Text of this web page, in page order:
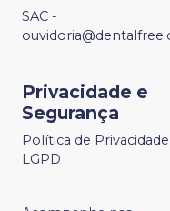
SAC -
Privacidade e
Segurança
Política de
LGPD